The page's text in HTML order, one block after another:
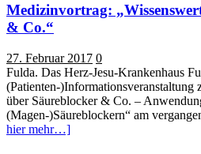
Medizinvortrag:
& Co.“
27. Februar 2017 0
Fulda. Das Herz-Jesu-Krankenhaus
(Patienten-)Informationsveranstaltung
über Säureblocker & Co. –
(Magen-)Säureblockern“ am
hier mehr…]